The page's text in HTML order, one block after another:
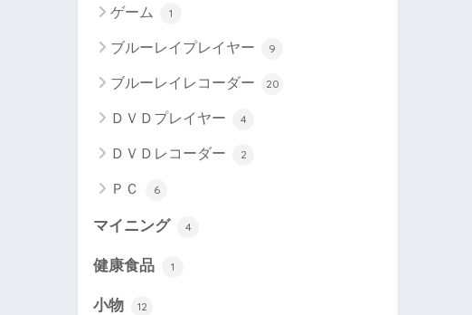
ゲーム 1
ブルーレイプレイヤー 9
ブルーレイレコーダー 20
ＤＶＤプレイヤー 4
ＤＶＤレコーダー 2
ＰＣ 6
マイニング 4
健康食品 1
小物 12